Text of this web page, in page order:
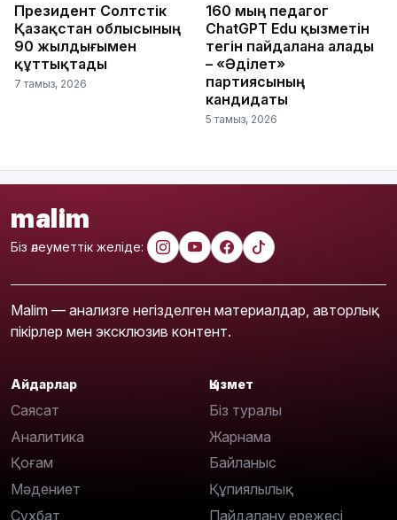
Президент Солтүстік
Қазақстан облысының
90 жылдығымен
құттықтады
7 тамыз, 2026
160 мың педагог
ChatGPT Edu қызметін
тегін пайдалана алады
– «Әділет»
партиясының
кандидаты
5 тамыз, 2026
malim
Біз әлеуметтік желіде:
Malim — анализге негізделген материалдар, авторлық
пікірлер мен эксклюзив контент.
Айдарлар
Саясат
Аналитика
Қоғам
Мәдениет
Сұхбат
Қызмет
Біз туралы
Жарнама
Байланыс
Құпиялылық
Пайдалану ережесі